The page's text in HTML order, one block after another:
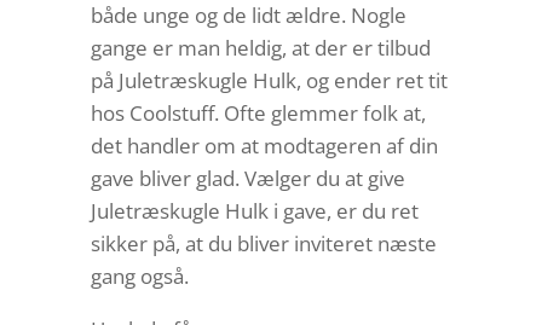
både unge og de lidt ældre. Nogle
gange er man heldig, at der er tilbud
på Juletræskugle Hulk, og ender ret tit
hos Coolstuff. Ofte glemmer folk at,
det handler om at modtageren af din
gave bliver glad. Vælger du at give
Juletræskugle Hulk i gave, er du ret
sikker på, at du bliver inviteret næste
gang også.